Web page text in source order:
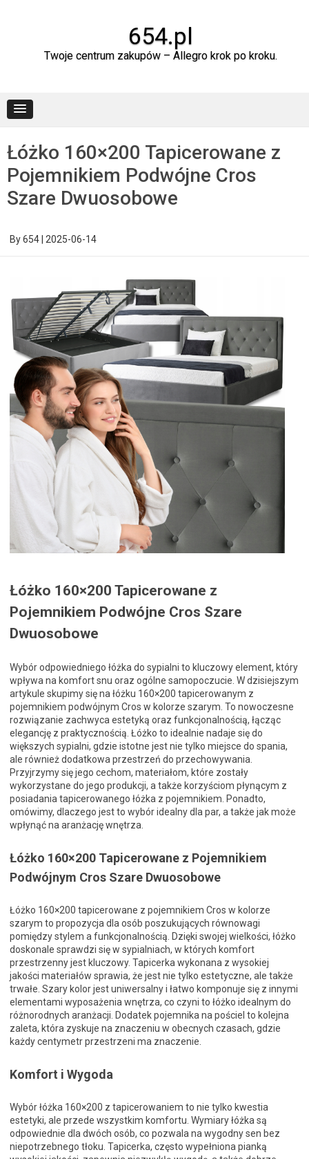
654.pl
Twoje centrum zakupów – Allegro krok po kroku.
Łóżko 160×200 Tapicerowane z
Pojemnikiem Podwójne Cros
Szare Dwuosobowe
By654 2025-06-14
Łóżko 160×200 Tapicerowane z
Pojemnikiem Podwójne Cros Szare
Dwuosobowe
Wybór odpowiedniego łóżka do sypialni to kluczowy element, który
wpływa na komfort snu oraz ogólne samopoczucie. W dzisiejszym
artykule skupimy się na łóżku 160×200 tapicerowanym z
pojemnikiem podwójnym Cros w kolorze szarym. To nowoczesne
rozwiązanie zachwyca estetyką oraz funkcjonalnością, łącząc
elegancję z praktycznością. Łóżko to idealnie nadaje się do
większych sypialni, gdzie istotne jest nie tylko miejsce do spania,
ale również dodatkowa przestrzeń do przechowywania.
Przyjrzymy się jego cechom, materiałom, które zostały
wykorzystane do jego produkcji, a także korzyściom płynącym z
posiadania tapicerowanego łóżka z pojemnikiem. Ponadto,
omówimy, dlaczego jest to wybór idealny dla par, a także jak może
wpłynąć na aranżację wnętrza.
Łóżko 160×200 Tapicerowane z Pojemnikiem
Podwójnym Cros Szare Dwuosobowe
Łóżko 160×200 tapicerowane z pojemnikiem Cros w kolorze
szarym to propozycja dla osób poszukujących równowagi
pomiędzy stylem a funkcjonalnością. Dzięki swojej wielkości, łóżko
doskonale sprawdzi się w sypialniach, w których komfort
przestrzenny jest kluczowy. Tapicerka wykonana z wysokiej
jakości materiałów sprawia, że jest nie tylko estetyczne, ale także
trwałe. Szary kolor jest uniwersalny i łatwo komponuje się z innymi
elementami wyposażenia wnętrza, co czyni to łóżko idealnym do
różnorodnych aranżacji. Dodatek pojemnika na pościel to kolejna
zaleta, która zyskuje na znaczeniu w obecnych czasach, gdzie
każdy centymetr przestrzeni ma znaczenie.
Komfort i Wygoda
Wybór łóżka 160×200 z tapicerowaniem to nie tylko kwestia
estetyki, ale przede wszystkim komfortu. Wymiary łóżka są
odpowiednie dla dwóch osób, co pozwala na wygodny sen bez
niepotrzebnego tłoku. Tapicerka, często wypełniona pianką